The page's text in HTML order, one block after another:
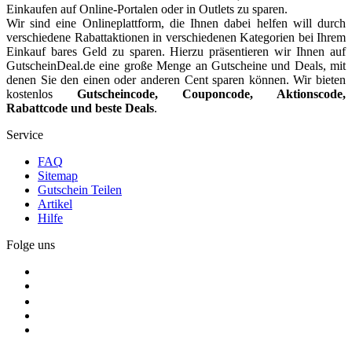
außergewöhnlich ist. Ihr engagiertes Team steht Ihnen jederzeit zur
Verfügung und ist bereit, Ihre Fragen und Anliegen zu beantworten.
Stellen Sie sicher, dass Sie sich bei jedem Schritt wertgeschätzt und
unterstützt fühlen.
GutscheinDeal.de bietet kostenlos und ohne Anmeldung
Produkte einkaufen, um Ihnen Geld zu sparen. Weitere Haus
Garten. Sie können weitere interessante Gutscheine und Deals aus
dieser Kategorie erhalten und natürlich Sie können auch Geld
sparen.
Einkaufen auf Online-Portalen oder in Outlets zu sparen.
Wir sind eine Onlineplattform, die Ihnen dabei helfen will durch
verschiedene Rabattaktionen in verschiedenen Kategorien bei Ihrem
Einkauf bares Geld zu sparen. Hierzu präsentieren wir Ihnen auf
GutscheinDeal.de eine große Menge an Gutscheine und Deals, mit
denen Sie den einen oder anderen Cent sparen können. Wir bieten
kostenlos Gutscheincode, Couponcode, Aktionscode,
Rabattcode und beste Deals.
Service
FAQ
Sitemap
Gutschein Teilen
Artikel
Hilfe
Folge uns